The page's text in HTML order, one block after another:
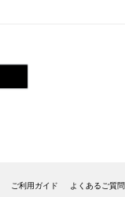
ご利用ガイド よくあるご質問